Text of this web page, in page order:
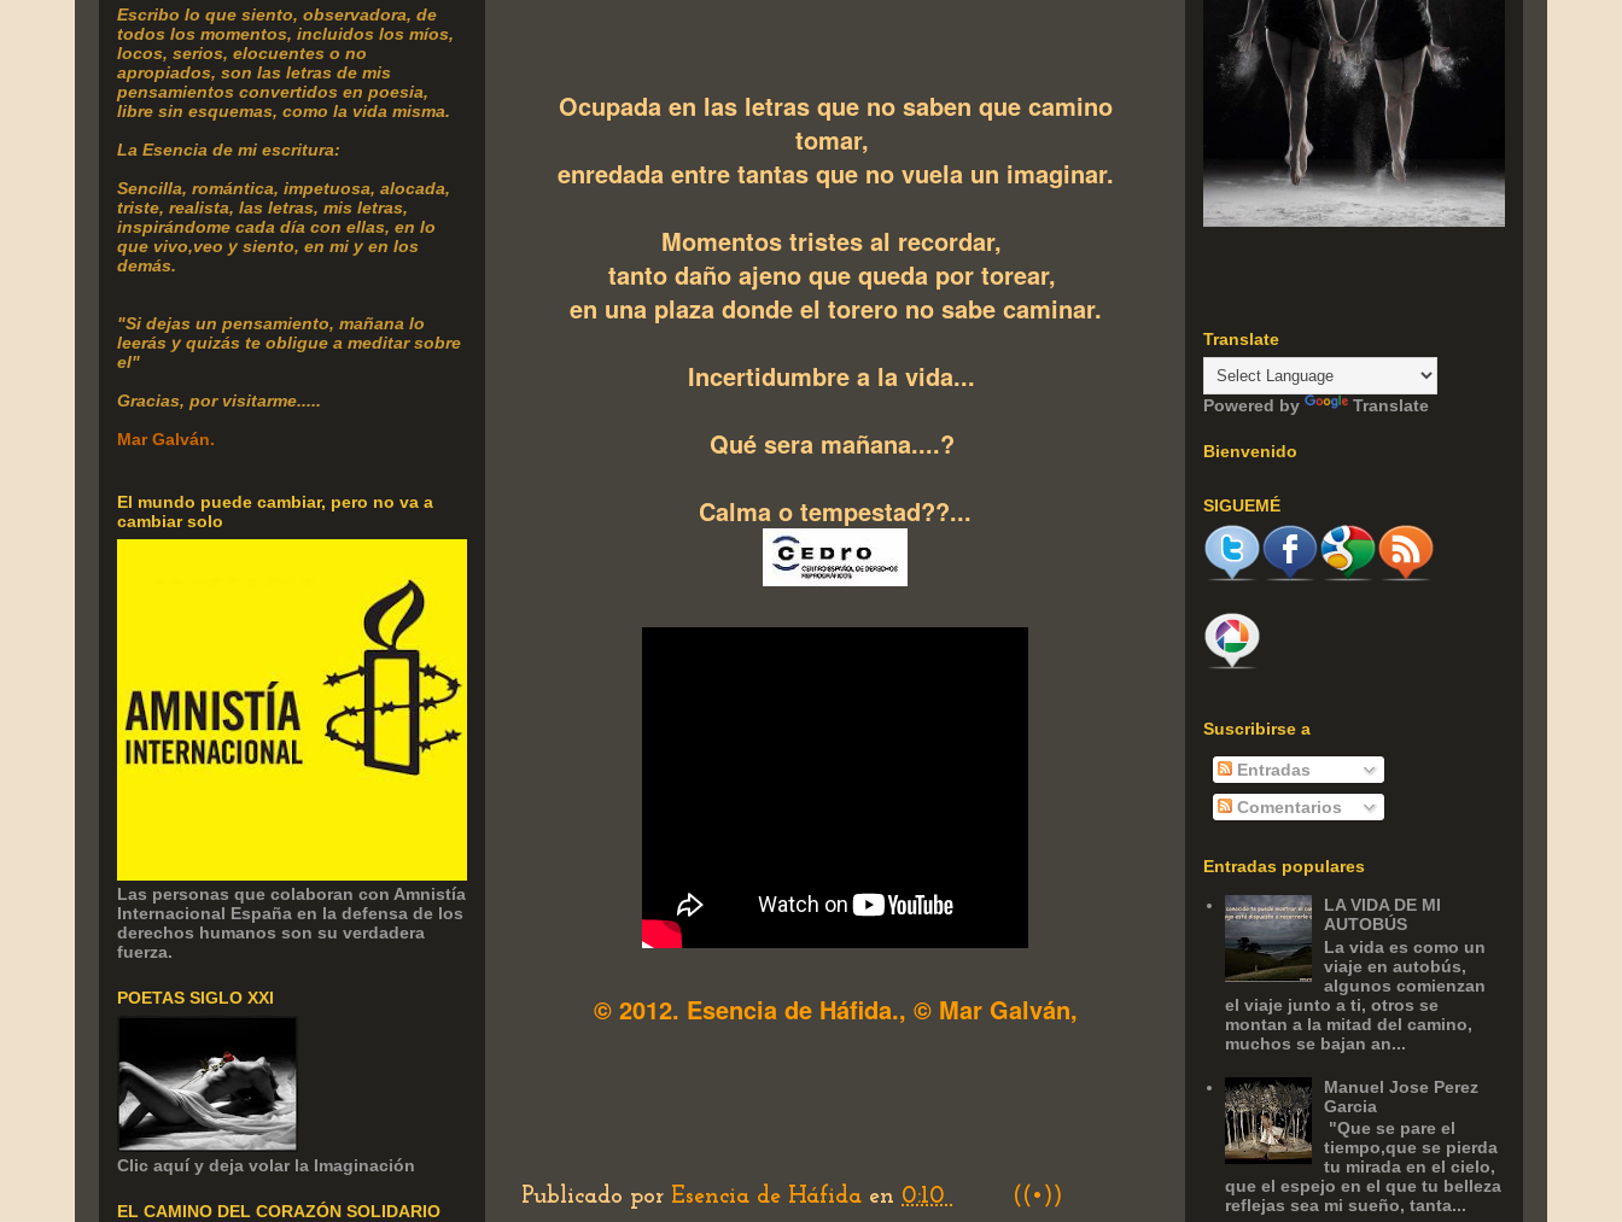
Ocupada en las letras que no saben que camino
tomar,
enredada entre tantas que no vuela un imaginar.
Momentos tristes al recordar,
tanto daño ajeno que queda por torear,
en una plaza donde el torero no sabe caminar.
Incertidumbre a la vida...
Qué sera mañana....?
Calma o tempestad??...
© 2012. Esencia de Háfida., © Mar Galván,
Publicado por Esencia de Háfida en 0:10
((•))
Escribo lo que siento, observadora, de
todos los momentos, incluidos los míos,
locos, serios, elocuentes o no
apropiados, son las letras de mis
pensamientos convertidos en poesia,
libre sin esquemas, como la vida misma.
La Esencia de mi escritura:
Sencilla, romántica, impetuosa, alocada,
triste, realista, las letras, mis letras,
inspirándome cada día con ellas, en lo
que vivo,veo y siento, en mi y en los
demás.
"Si dejas un pensamiento, mañana lo
leerás y quizás te obligue a meditar sobre
el"
Gracias, por visitarme.....
Mar Galván.
El mundo puede cambiar, pero no va a
cambiar solo
Las personas que colaboran con Amnistía
Internacional España en la defensa de los
derechos humanos son su verdadera
fuerza.
POETAS SIGLO XXI
Clic aquí y deja volar la Imaginación
EL CAMINO DEL CORAZÓN SOLIDARIO
Translate
Powered by Translate
Bienvenido
SIGUEMÉ
Suscribirse a
Entradas
Comentarios
Entradas populares
LA VIDA DE MI
AUTOBÚS
La vida es como un
viaje en autobús,
algunos comienzan
el viaje junto a ti, otros se
montan a la mitad del camino,
muchos se bajan an...
Manuel Jose Perez
Garcia
‎ "Que se pare el
tiempo,que se pierda
tu mirada en el cielo,
que el espejo en el que tu belleza
reflejas sea mi sueño, tanta...